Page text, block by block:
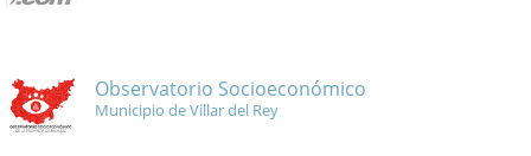
Observatorio Socioeconómico
Municipio de Villar del Rey